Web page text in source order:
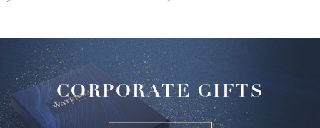
CORPORATE GIFTS